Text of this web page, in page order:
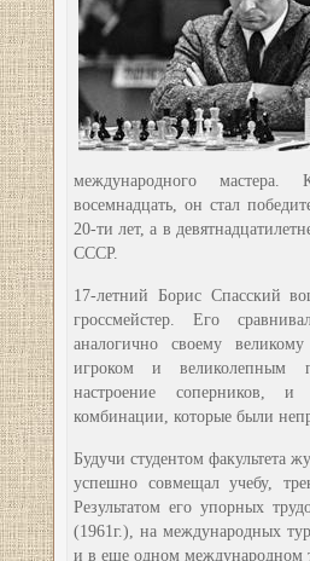
международного мастера.
восемнадцать, он стал
20-ти лет, а в
СССР.
17-летний Борис Спасский
гроссмейстер. Его
аналогично своему
игроком и великолепным
настроение соперников, и
комбинации, которые были
Будучи студентом факультета
успешно совмещал учебу,
Результатом его упорных
(1961г.), на международных
и в еще одном международном